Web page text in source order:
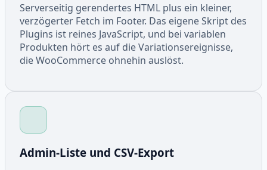
Serverseitig gerendertes HTML plus ein kleiner,
verzögerter Fetch im Footer. Das eigene Skript des
Plugins ist reines JavaScript, und bei variablen
Produkten hört es auf die Variationsereignisse,
die WooCommerce ohnehin auslöst.
Admin-Liste und CSV-Export